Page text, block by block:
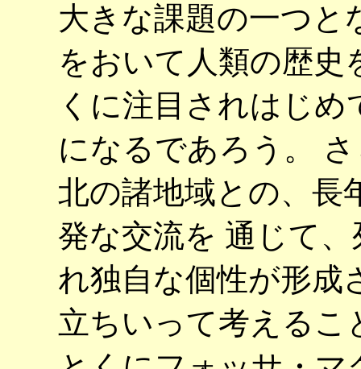
大きな課題の一つと
をおいて人類の歴史
くに注目されはじ
になるであろう。
北の諸地域との、長
発な交流を 通じて
れ独自な個性が形成
立ちいって考えるこ